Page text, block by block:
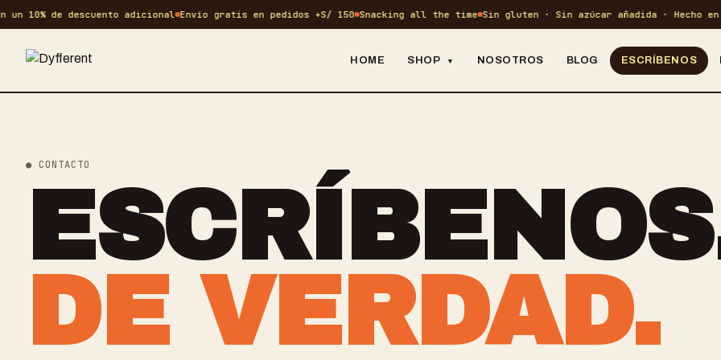
10% de descuento adicional Envío gratis en pedidos +S/ 150 Snacking all the time Sin gluten · Sin azúcar añadida · Hecho en
HOME SHOP ▼
PROTEIN · BITES · COOKIES
DULCES
CEREAL
NOSOTROS BLOG ESCRÍBENOS
● CONTACTO
DE VERDAD.